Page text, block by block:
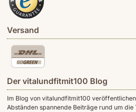
Versand
Der vitalundfitmit100 Blog
Im Blog von vitalundfitmit100
Abständen spannende Beiträge rund um die